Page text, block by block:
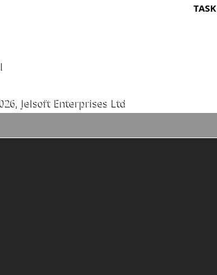
Jelsoft Enterprises Ltd.